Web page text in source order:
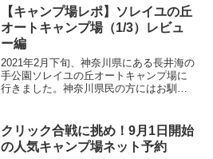
ます。キャンプ場選びの参考にしてみて
ください。
【キャンプ場レポ】ソレイユの丘
オートキャンプ場（1/3）レビュ
ー編
2021年2月下旬、神奈川県にある長井海の
手公園ソレイユの丘オートキャンプ場に
行きました。神奈川県民の方にはお馴染
特徴を踏まえながら詳細をレポートしま
す。
クリック合戦に挑め！9月1日開始
の人気キャンプ場ネット予約